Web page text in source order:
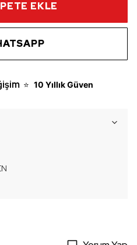
EKLE
⭐ 10 Yıllık Güven